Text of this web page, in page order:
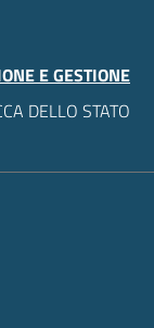
E GESTIONE
DELLO STATO